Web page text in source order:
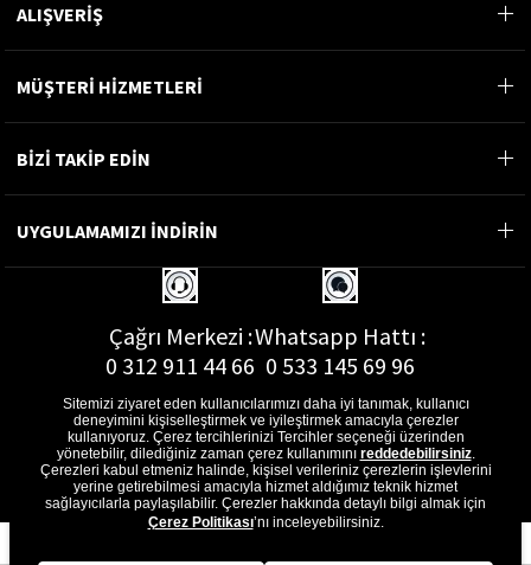
ALIŞVERİŞ
MÜŞTERİ HİZMETLERİ
BİZİ TAKİP EDİN
UYGULAMAMIZI İNDİRİN
Çağrı Merkezi :
0 312 911 44 66
Whatsapp Hattı :
0 533 145 69 96
E-Posta Adresi :
musterihizmetleri@gon.com.tr
Sitemizi ziyaret eden kullanıcılarımızı daha iyi tanımak, kullanıcı
deneyimini kişiselleştirmek ve iyileştirmek amacıyla çerezler
kullanıyoruz. Çerez tercihlerinizi Tercihler seçeneği üzerinden
yönetebilir, dilediğiniz zaman çerez kullanımını reddedebilirsiniz.
Çerezleri kabul etmeniz halinde, kişisel verileriniz çerezlerin işlevlerini
yerine getirebilmesi amacıyla hizmet aldığımız teknik hizmet
sağlayıcılarla paylaşılabilir. Çerezler hakkında detaylı bilgi almak için
Çerez Politikası’nı inceleyebilirsiniz.